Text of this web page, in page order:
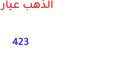
الذهب عيار 21
423